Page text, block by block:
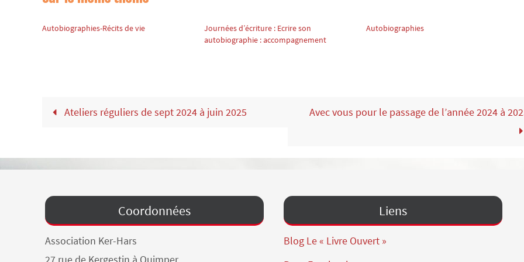
Autobiographies-Récits de vie
Journées d’écriture : Ecrire son
autobiographie : accompagnement
Autobiographies
Ateliers réguliers de sept 2024 à juin 2025 Avec vous pour le passage de l’année 2024 à
Coordonnées
Association Ker-Hars
27 rue de Kergestin à Quimper
Liens
Blog Le « Livre Ouvert »